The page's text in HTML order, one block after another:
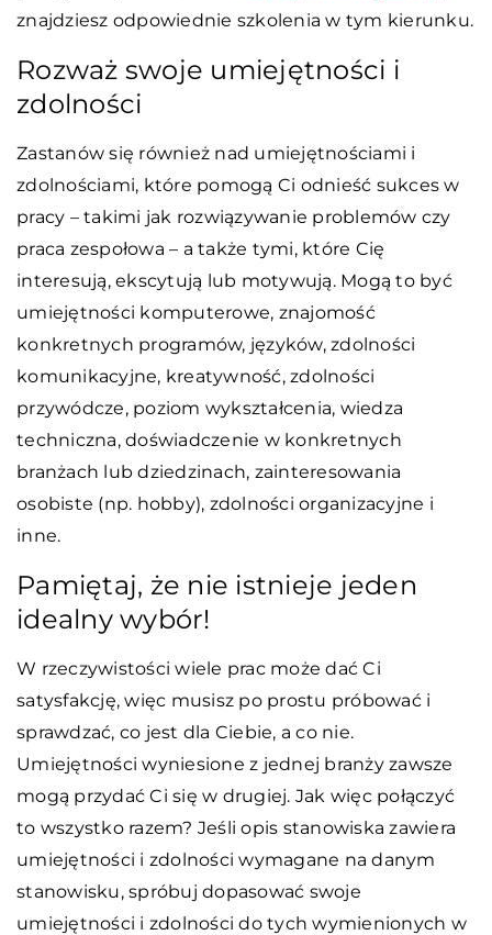
znajdziesz odpowiednie szkolenia w tym kierunku.
Rozważ swoje umiejętności i
zdolności
Zastanów się również nad umiejętnościami i
zdolnościami, które pomogą Ci odnieść sukces w
pracy – takimi jak rozwiązywanie problemów czy
praca zespołowa – a także tymi, które Cię
interesują, ekscytują lub motywują. Mogą to być
umiejętności komputerowe, znajomość
konkretnych programów, języków, zdolności
komunikacyjne, kreatywność, zdolności
przywódcze, poziom wykształcenia, wiedza
techniczna, doświadczenie w konkretnych
branżach lub dziedzinach, zainteresowania
osobiste (np. hobby), zdolności organizacyjne i
inne.
Pamiętaj, że nie istnieje jeden
idealny wybór!
W rzeczywistości wiele prac może dać Ci
satysfakcję, więc musisz po prostu próbować i
sprawdzać, co jest dla Ciebie, a co nie.
Umiejętności wyniesione z jednej branży zawsze
mogą przydać Ci się w drugiej. Jak więc połączyć
to wszystko razem? Jeśli opis stanowiska zawiera
umiejętności i zdolności wymagane na danym
stanowisku, spróbuj dopasować swoje
umiejętności i zdolności do tych wymienionych w